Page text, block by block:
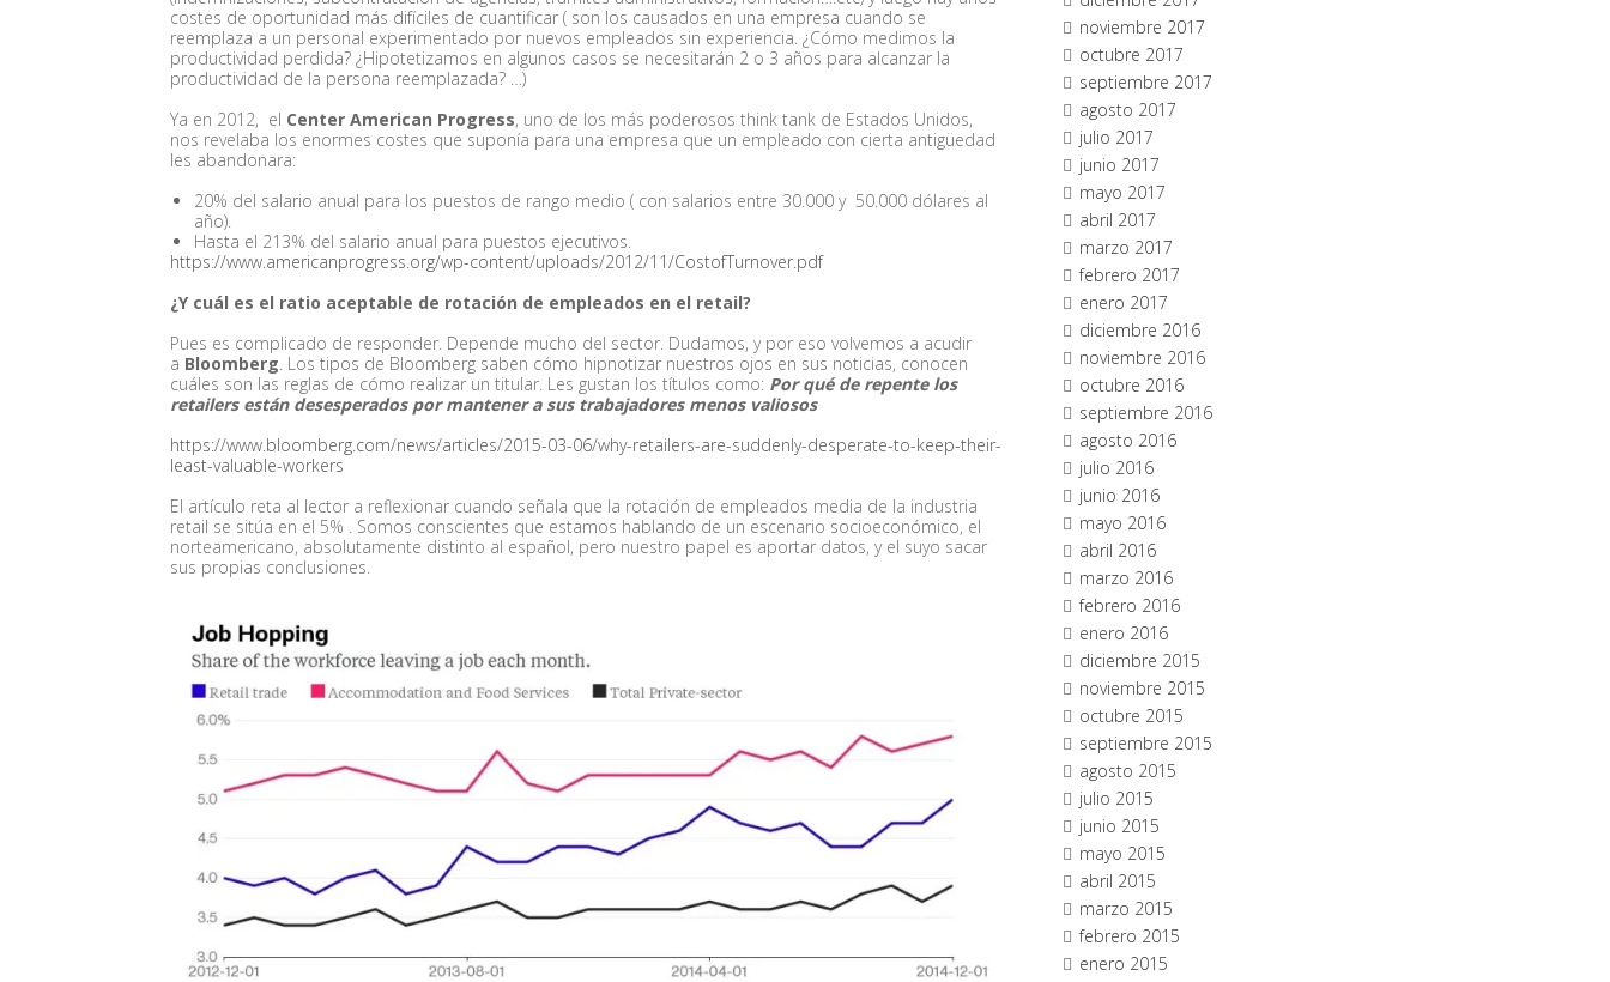
costes de oportunidad más difíciles de cuantificar ( son los causados en una empresa cuando se
reemplaza a un personal experimentado por nuevos empleados sin experiencia. ¿Cómo medimos la
productividad perdida? ¿Hipotetizamos en algunos casos se necesitarán 2 o 3 años para alcanzar la
productividad de la persona reemplazada? …)
Ya en 2012, el Center American Progress, uno de los más poderosos think tank de Estados Unidos,
nos revelaba los enormes costes que suponía para una empresa que un empleado con cierta antigüedad
les abandonara:
20% del salario anual para los puestos de rango medio ( con salarios entre 30.000 y 50.000 dólares al
año).
Hasta el 213% del salario anual para puestos ejecutivos.
https://www.americanprogress.org/wp-content/uploads/2012/11/CostofTurnover.pdf
¿Y cuál es el ratio aceptable de rotación de empleados en el retail?
Pues es complicado de responder. Depende mucho del sector. Dudamos, y por eso volvemos a acudir
a Bloomberg. Los tipos de Bloomberg saben cómo hipnotizar nuestros ojos en sus noticias, conocen
cuáles son las reglas de cómo realizar un titular. Les gustan los títulos como: Por qué de repente los
retailers están desesperados por mantener a sus trabajadores menos valiosos
https://www.bloomberg.com/news/articles/2015-03-06/why-retailers-are-suddenly-desperate-to-keep-their-
least-valuable-workers
El artículo reta al lector a reflexionar cuando señala que la rotación de empleados media de la industria
retail se sitúa en el 5% . Somos conscientes que estamos hablando de un escenario socioeconómico, el
norteamericano, absolutamente distinto al español, pero nuestro papel es aportar datos, y el suyo sacar
sus propias conclusiones.
noviembre 2017
octubre 2017
septiembre 2017
agosto 2017
julio 2017
junio 2017
mayo 2017
abril 2017
marzo 2017
febrero 2017
enero 2017
diciembre 2016
noviembre 2016
octubre 2016
septiembre 2016
agosto 2016
julio 2016
junio 2016
mayo 2016
abril 2016
marzo 2016
febrero 2016
enero 2016
diciembre 2015
noviembre 2015
octubre 2015
septiembre 2015
agosto 2015
julio 2015
junio 2015
mayo 2015
abril 2015
marzo 2015
febrero 2015
enero 2015